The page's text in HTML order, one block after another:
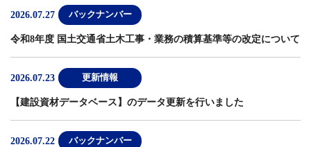
2026.07.27 バックナンバー
令和8年度 国土交通省土木工事・業務の積算基準等の改定について
2026.07.23 更新情報
【建設資材データベース】 のデータ更新を行いました
2026.07.22 バックナンバー